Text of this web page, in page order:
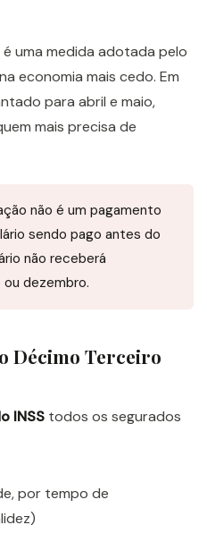
uma medida adotada pelo
economia mais cedo. Em
para abril e maio,
mais precisa de
não é um pagamento
sendo pago antes do
não receberá
dezembro.
Décimo Terceiro
INSS todos os segurados
por tempo de